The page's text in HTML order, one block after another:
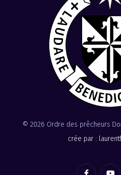
© 2026 Ordre des prêcheurs
crée par :